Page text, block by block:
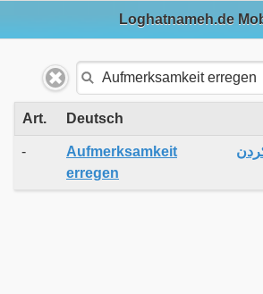
Loghatnameh.de
Art. Deutsch
-
Aufmerksamkeit
erregen